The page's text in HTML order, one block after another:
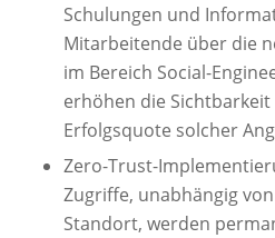
Schulungen und
Mitarbeitende über die
im Bereich Social-
erhöhen die
Erfolgsquote solcher
Zero-Trust-
Zugriffe, unabhängig
Standort, werden